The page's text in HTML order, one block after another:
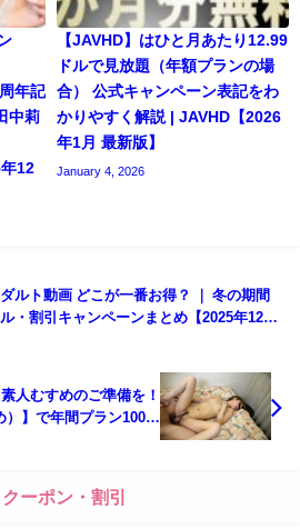
年記
中莉
12
【JAVHD】はひと月あたり12.99
ドルで見放題（年額プランの場
合） 公式キャンペーン表記をわ
かりやすく解説 | JAVHD【2026
年1月 最新版】
January 4, 2026
ルト動画 どこが一番お得？ ｜ 冬の期間
・割引キャンペーンまとめ【2025年12
人むすめのご準備を！
】で年間プラン100ド
ーポン・割引